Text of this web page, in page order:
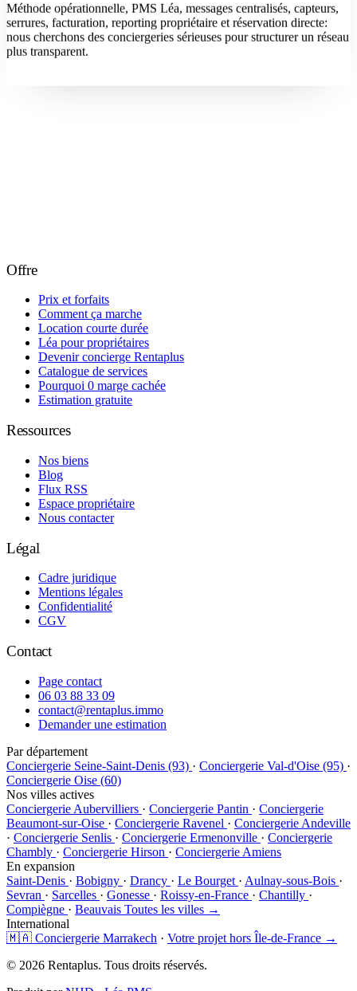
Méthode opérationnelle, PMS Léa, messages centralisés, capteurs,
serrures, facturation, reporting propriétaire et réservation directe:
nous cherchons des conciergeries sérieuses pour structurer un réseau
plus transparent.
Offre
Prix et forfaits
Comment ça marche
Location courte durée
Léa pour propriétaires
Devenir concierge Rentaplus
Catalogue de services
Pourquoi 0 marge cachée
Estimation gratuite
Ressources
Nos biens
Blog
Flux RSS
Espace propriétaire
Nous contacter
Légal
Cadre juridique
Mentions légales
Confidentialité
CGV
Contact
Page contact
06 03 88 33 09
contact@rentaplus.immo
Demander une estimation
Par département
Conciergerie Seine-Saint-Denis (93) · Conciergerie Val-d'Oise (95) ·
Conciergerie Oise (60)
Nos villes actives
Conciergerie Aubervilliers · Conciergerie Pantin · Conciergerie
Beaumont-sur-Oise · Conciergerie Ravenel · Conciergerie Andeville
· Conciergerie Senlis · Conciergerie Ermenonville · Conciergerie
Chambly · Conciergerie Hirson · Conciergerie Amiens
En expansion
Saint-Denis · Bobigny · Drancy · Le Bourget · Aulnay-sous-Bois ·
Sevran · Sarcelles · Gonesse · Roissy-en-France · Chantilly ·
Compiègne · Beauvais Toutes les villes →
International
🇲🇦 Conciergerie Marrakech · Votre projet hors Île-de-France →
© 2026 Rentaplus. Tous droits réservés.